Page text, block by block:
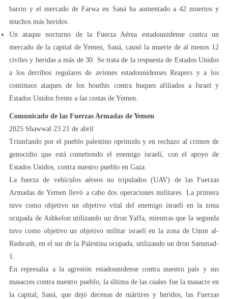
barrio y el mercado de Farwa en Saná ha aumentado a 42 muertos y
muchos más heridos.
Un ataque nocturno de la Fuerza Aérea estadounidense contra un
mercado de la capital de Yemen, Saná, causó la muerte de al menos 12
civiles y heridas a más de 30. Se trata de la respuesta de Estados Unidos
a los derribos regulares de aviones estadounidenses Reapers y a los
continuos ataques de los houthis contra buques afiliados a Israel y
Estados Unidos frente a las costas de Yemen.
Comunicado de las Fuerzas Armadas de Yemen
2025 Shawwal 23 21 de abril
Triunfando por el pueblo palestino oprimido y en rechazo al crimen de
genocidio que está cometiendo el enemigo israelí, con el apoyo de
Estados Unidos, contra nuestro pueblo en Gaza.
La fuerza de vehículos aéreos no tripulados (UAV) de las Fuerzas
Armadas de Yemen llevó a cabo dos operaciones militares. La primera
tuvo como objetivo un objetivo vital del enemigo israelí en la zona
ocupada de Ashkelon utilizando un dron Yaffa, mientras que la segunda
tuvo como objetivo un objetivo militar israelí en la zona de Umm al-
Rashrash, en el sur de la Palestina ocupada, utilizando un dron Sammad-
1.
En represalia a la agresión estadounidense contra nuestro país y sus
masacres contra nuestro pueblo, la última de las cuales fue la masacre en
la capital, Saná, que dejó decenas de mártires y heridos, las Fuerzas